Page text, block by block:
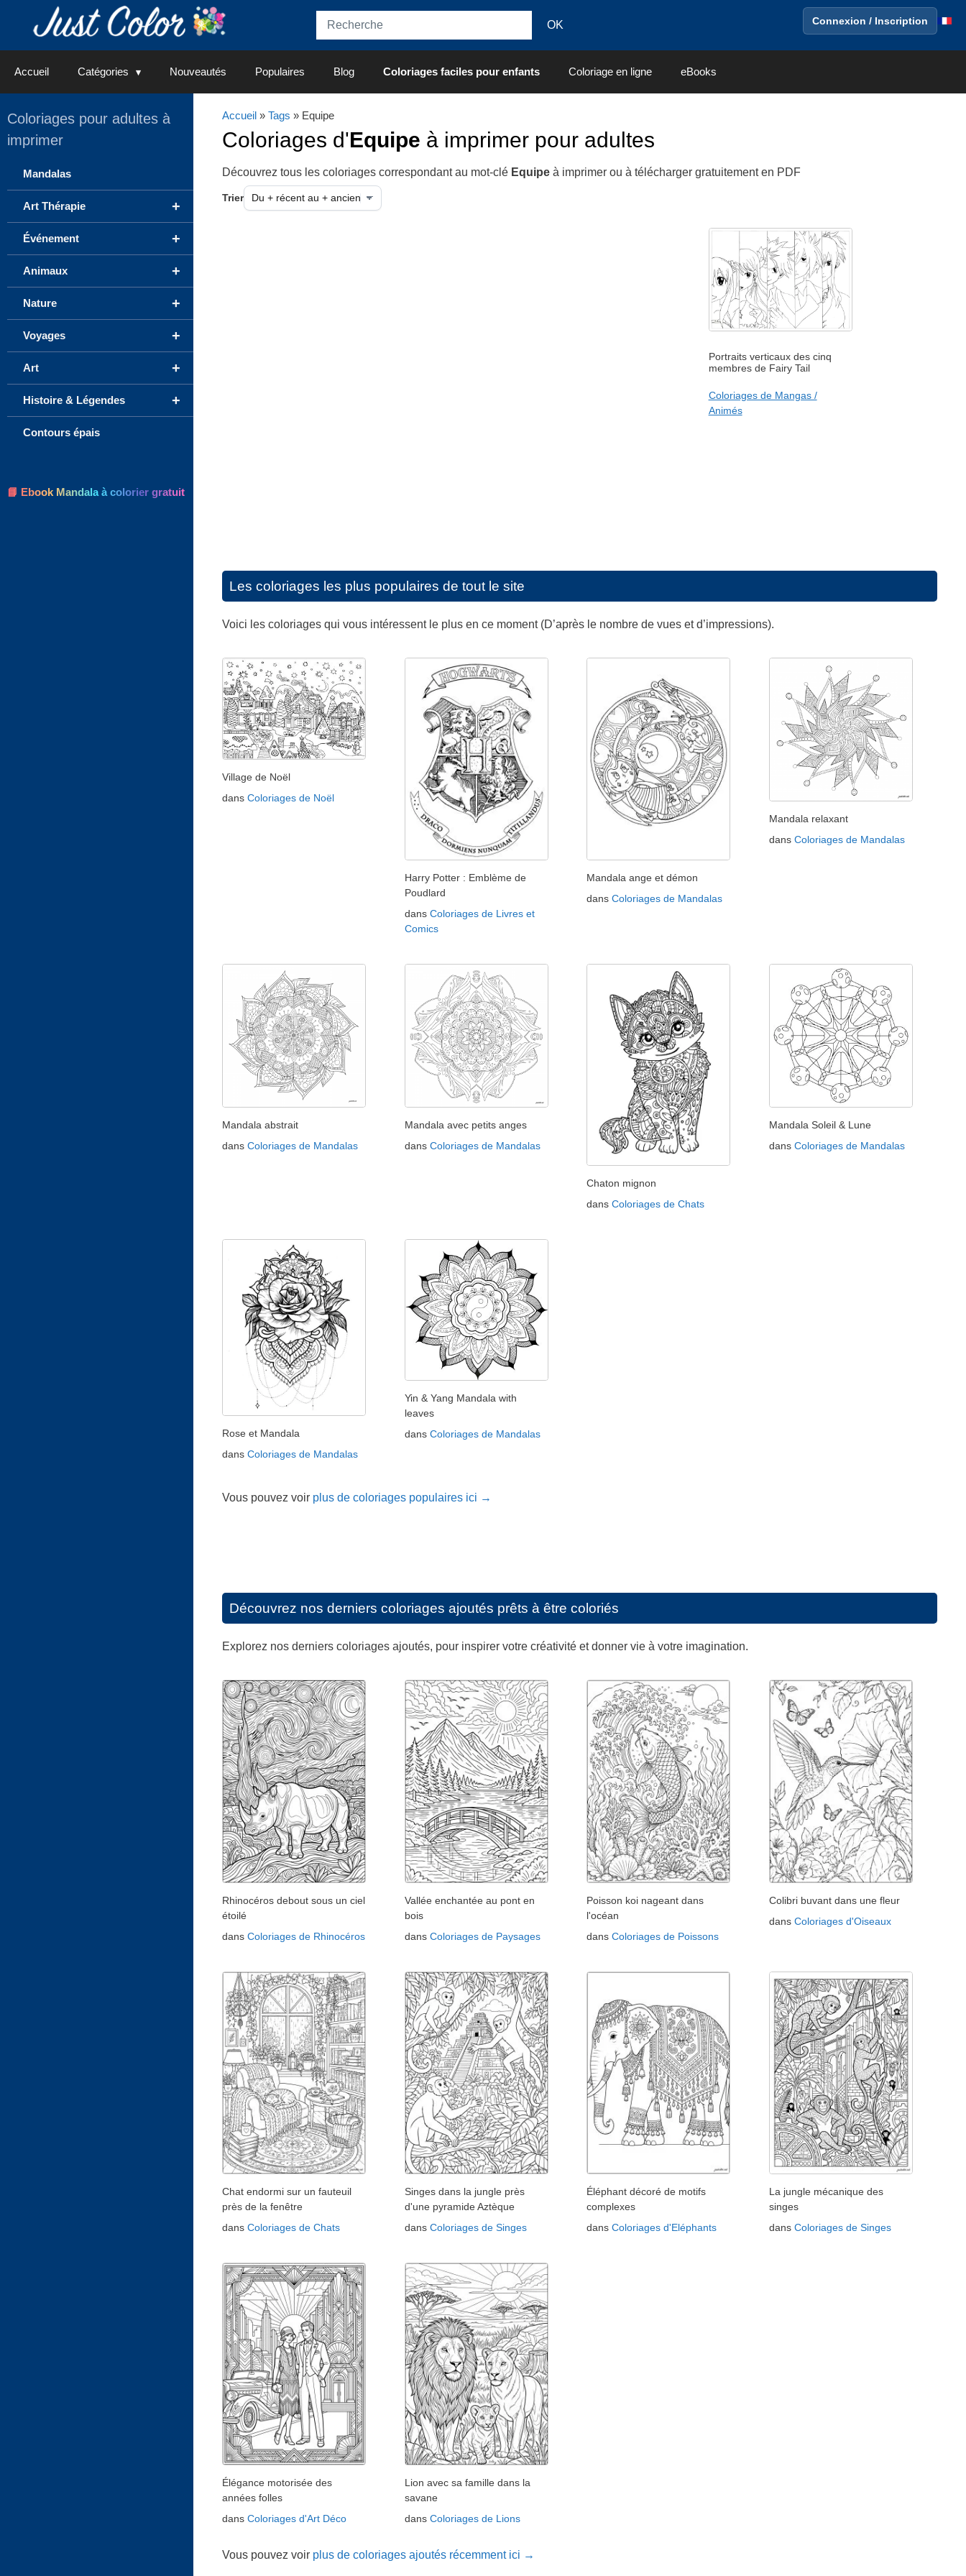
Connexion / Inscription
Accueil Catégories Nouveautés Populaires Blog Coloriages faciles pour enfants Coloriage en ligne eBooks
Accueil» Tags » Equipe
Coloriages d'Equipe à imprimer pour adultes
Découvrez tous les coloriages correspondant au mot-clé Equipeà imprimer ou à télécharger gratuitement en PDF
Trier
Portraits verticaux des cinq
membres de Fairy Tail
Coloriages de Mangas /
Animés
Les coloriages les plus populaires de tout le site
Voici les coloriages qui vous intéressent le plus en ce moment (D’après le nombre de vues et d’impressions).
Village de Noël
dans Coloriages de Noël
Harry Potter : Emblème de
Poudlard
dans Coloriages de Livres et
Comics
Mandala ange et démon
dansColoriages de Mandalas
Mandala relaxant
dansColoriages de Mandalas
Mandala abstrait
dans Coloriages de Mandalas
Mandala avec petits anges
dans Coloriages de Mandalas
Chaton mignon
dansColoriages de Chats
Mandala Soleil & Lune
dansColoriages de Mandalas
Rose et Mandala
dans Coloriages de Mandalas
Yin & Yang Mandala with
leaves
dans Coloriages de Mandalas
Vous pouvez voir plus de coloriages populaires ici →
Découvrez nos derniers coloriages ajoutés prêts à être coloriés
Explorez nos derniers coloriages ajoutés, pour inspirer votre créativité et donner vie à votre imagination.
Rhinocéros debout sous un ciel
étoilé
dans Coloriages de Rhinocéros
Vallée enchantée au pont en
bois
dans Coloriages de Paysages
Poisson koi nageant dans
l'océan
dansColoriages de Poissons
Colibri buvant dans une fleur
dansColoriages d'Oiseaux
Chat endormi sur un fauteuil
près de la fenêtre
dans Coloriages de Chats
Singes dans la jungle près
d'une pyramide Aztèque
dans Coloriages de Singes
Éléphant décoré de motifs
complexes
dansColoriages d'Eléphants
La jungle mécanique des
singes
dansColoriages de Singes
Élégance motorisée des
années folles
dans Coloriages d'Art Déco
Lion avec sa famille dans la
savane
dans Coloriages de Lions
Vous pouvez voir plus de coloriages ajoutés récemment ici →
Coloriages pour adultes à
imprimer
Mandalas
+
Art Thérapie
+
Événement
+
Animaux
+
Nature
+
Voyages
+
Art
+
Histoire & Légendes
Contours épais
📘 Ebook Mandala à colorier gratuit